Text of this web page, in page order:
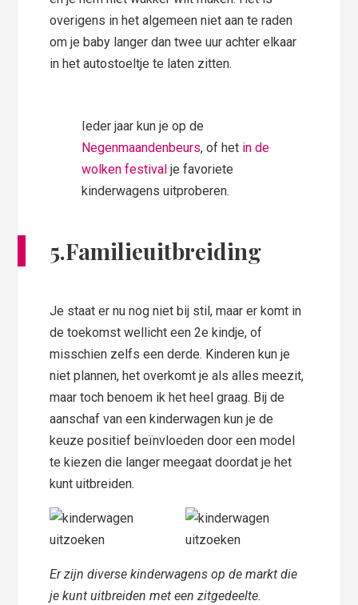
overigens in het algemeen niet aan te raden
om je baby langer dan twee uur achter elkaar
in het autostoeltje te laten zitten.
Ieder jaar kun je op de
Negenmaandenbeurs, of het in de
wolken festival je favoriete
kinderwagens uitproberen.
5.Familieuitbreiding
Je staat er nu nog niet bij stil, maar er komt in
de toekomst wellicht een 2e kindje, of
misschien zelfs een derde. Kinderen kun je
niet plannen, het overkomt je als alles meezit,
maar toch benoem ik het heel graag. Bij de
aanschaf van een kinderwagen kun je de
keuze positief beïnvloeden door een model
te kiezen die langer meegaat doordat je het
kunt uitbreiden.
Er zijn diverse kinderwagens op de markt die
je kunt uitbreiden met een zitgedeelte.